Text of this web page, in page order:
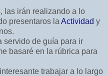
las irán realizando a lo
presentaros la Actividad y
servido de guía para ir
basaré en la rúbrica para
trabajar a lo largo